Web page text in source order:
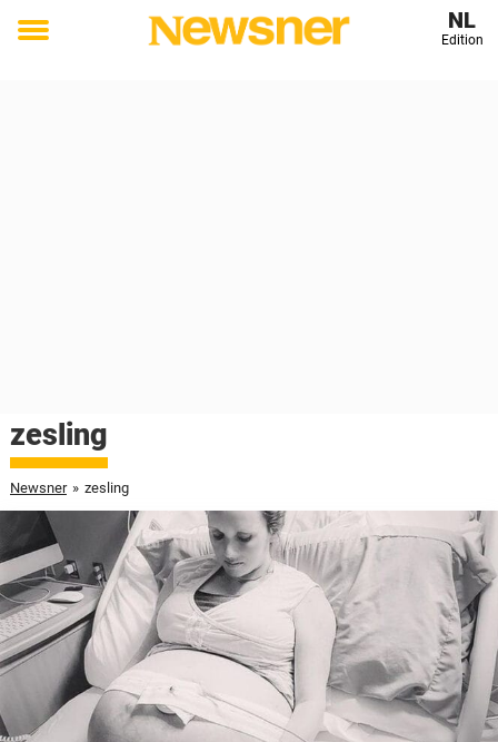
Toggle
NL
Edition
zesling
Newsner » zesling